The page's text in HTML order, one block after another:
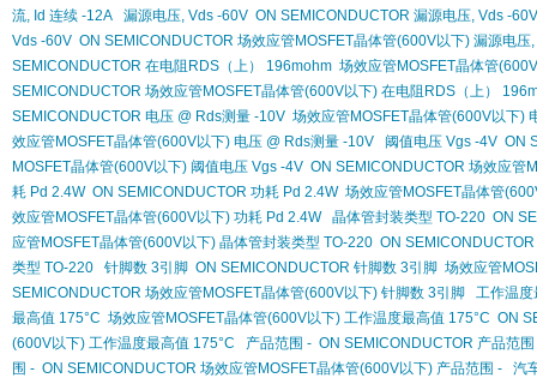
流, Id 连续 -12A
漏源电压, Vds -60V ON SEMICONDUCTOR 漏源电压, Vds -60V
Vds -60V ON SEMICONDUCTOR 场效应管MOSFET晶体管(600V以下) 漏源电压
SEMICONDUCTOR 在电阻RDS（上） 196mohm 场效应管MOSFET晶体管
SEMICONDUCTOR 场效应管MOSFET晶体管(600V以下) 在电阻RDS（上）
SEMICONDUCTOR 电压 @ Rds测量 -10V 场效应管MOSFET晶体管(600V以下)
效应管MOSFET晶体管(600V以下) 电压 @ Rds测量 -10V
阈值电压 Vgs -4V ON
MOSFET晶体管(600V以下) 阈值电压 Vgs -4V ON SEMICONDUCTOR 场效应管
耗 Pd 2.4W ON SEMICONDUCTOR 功耗 Pd 2.4W 场效应管MOSFET晶体管
效应管MOSFET晶体管(600V以下) 功耗 Pd 2.4W
晶体管封装类型 TO-220 ON
应管MOSFET晶体管(600V以下) 晶体管封装类型 TO-220 ON
类型 TO-220
针脚数 3引脚 ON SEMICONDUCTOR 针脚数 3引脚 场效应管
SEMICONDUCTOR 场效应管MOSFET晶体管(600V以下) 针脚数 3引脚
工作温度
最高值 175°C 场效应管MOSFET晶体管(600V以下) 工作温度最高值 175°C ON
(600V以下) 工作温度最高值 175°C
产品范围 - ON SEMICONDUCTOR 产品范围
围 - ON SEMICONDUCTOR 场效应管MOSFET晶体管(600V以下) 产品范围 -
汽